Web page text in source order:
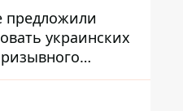
украинских
кого это может